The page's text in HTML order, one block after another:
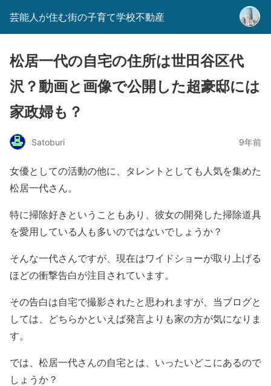
芸能人が住む街の子育て学校不動産
松居一代の自宅の住所は世田谷区代
沢？動画と画像で公開した超豪邸には
家政婦も？
Satoburi 9年前
女優としての活動の他に、タレントとしても人気を集めた
松居一代さん。
特に掃除好きということもあり、彼女の開発した掃除道具
を愛用している人も多いのではないでしょうか？
そんな一代さんですが、現在はワイドショーが取り上げる
ほどの衝撃告白が注目されています。
その告白は自宅で撮影されたと思われますが、当ブログと
しては、どちらかといえば発言よりも家の方が気になりま
す。
では、松居一代さんの自宅とは、いったいどこにあるので
しょうか？